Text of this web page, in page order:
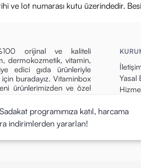
ve lot numarası kutu üzerindedir.
orijinal ve kaliteli
dermokozmetik, vitamin,
edici gıda ürünleriyle
buradayız. Vitaminbox
ürünlerimizden ve özel
olun, fırsatları
Yasal
Para
programımıza katıl, harcama
indirimlerden yararlan!